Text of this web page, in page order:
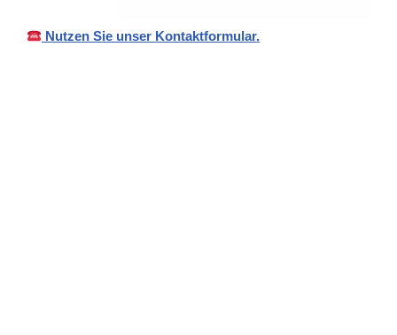
Nutzen Sie unser Kontaktformular.